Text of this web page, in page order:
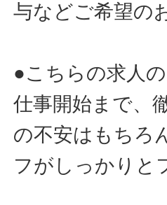
与などご希望の
●こちらの求人
仕事開始まで、
の不安はもちろ
フがしっかりと